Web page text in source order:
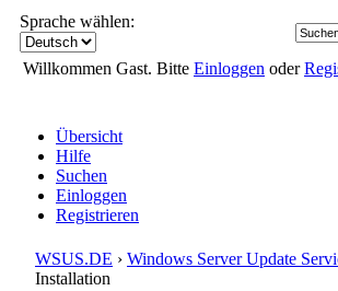
Sprache wählen:
Willkommen Gast. Bitte Einloggen oder
Übersicht
Hilfe
Suchen
Einloggen
Registrieren
WSUS.DE › Windows Server Update
Installation